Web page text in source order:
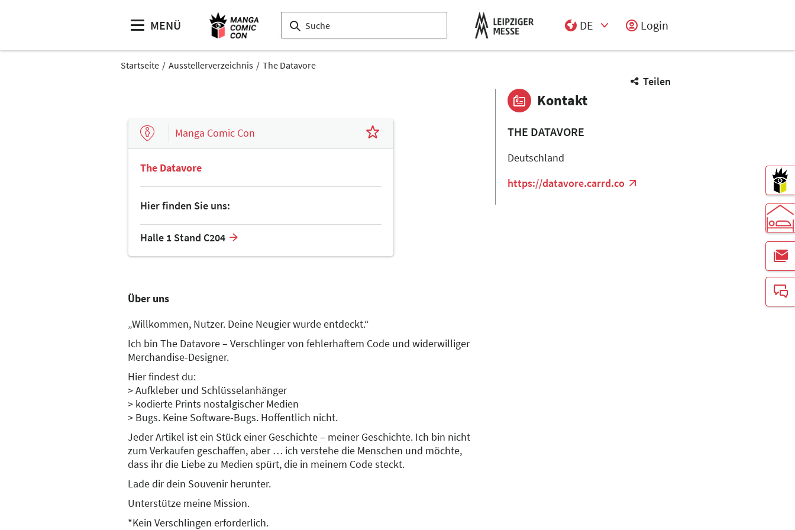
MENÜ
DE
Login
Startseite Ausstellerverzeichnis The Datavore
Teilen
Manga Comic Con
The Datavore
Hier finden Sie uns:
Halle 1 Stand C204
Über uns
„Willkommen, Nutzer. Deine Neugier wurde entdeckt.“
Ich bin The Datavore – Verschlinger von fehlerhaftem Code und widerwilliger
Merchandise-Designer.
Hier findest du:
> Aufkleber und Schlüsselanhänger
> kodierte Prints nostalgischer Medien
> Bugs. Keine Software-Bugs. Hoffentlich nicht.
Jeder Artikel ist ein Stück einer Geschichte – meiner Geschichte. Ich bin nicht
zum Verkaufen geschaffen, aber … ich verstehe die Menschen und möchte,
dass ihr die Liebe zu Medien spürt, die in meinem Code steckt.
Lade dir dein Souvenir herunter.
Unterstütze meine Mission.
*Kein Verschlingen erforderlich.
Kontakt
THE DATAVORE
Deutschland
https://datavore.carrd.co